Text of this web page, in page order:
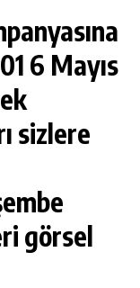
6 Mayıs
sizlere
görsel